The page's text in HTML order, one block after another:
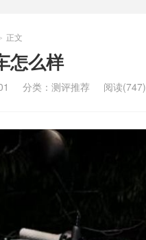
> 正文
怎么样
分类： 测评推荐 阅读(747)